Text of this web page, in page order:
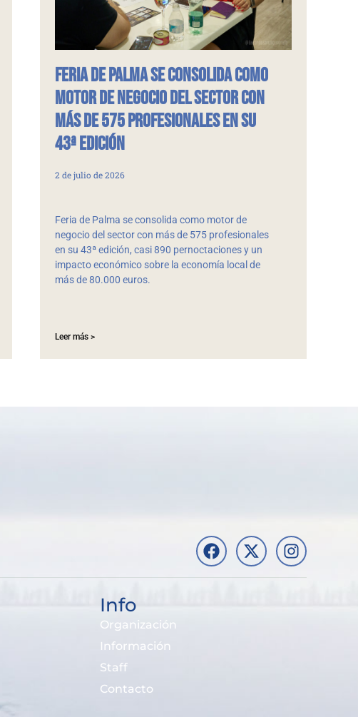
Feria de Palma se consolida como
motor de negocio del sector con
más de 575 profesionales en su
43ª edición
2 de julio de 2026
Feria de Palma se consolida como motor de
negocio del sector con más de 575 profesionales
en su 43ª edición, casi 890 pernoctaciones y un
impacto económico sobre la economía local de
más de 80.000 euros.
Leer más >
Info
Organización
Información
Staff
Contacto